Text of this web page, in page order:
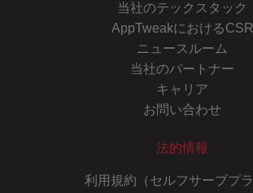
当社のテックスタック
AppTweakにおけるCSR
ニュースルーム
当社のパートナー
キャリア
お問い合わせ
法的情報
利用規約（セルフサーブプラ